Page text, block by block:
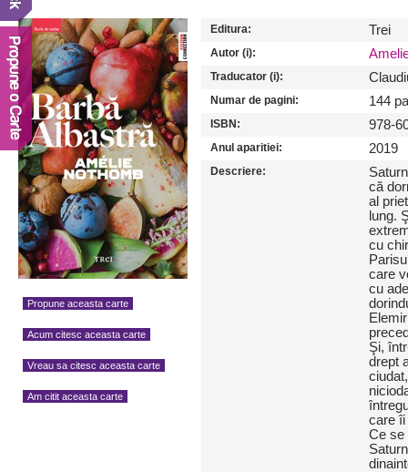
Propune aceasta carte
Acum citesc aceasta carte
Vreau sa citesc aceasta carte
Am citit aceasta carte
Editura: Trei
Autor (i):
Traducator (i):
Numar de pagini: 144
ISBN: 978-
Anul aparitiei: 2019
Descriere:
că
al
lung.
cu
care
cu
Şi,
drept
care îi
Ce se